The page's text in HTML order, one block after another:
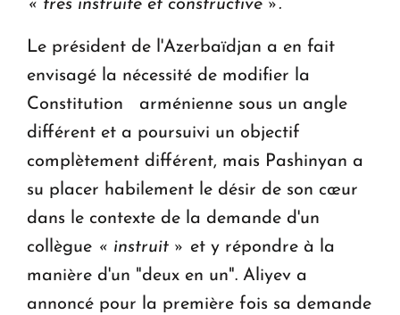
« très instruite et constructive ».
Le président de l'Azerbaïdjan a en fait
envisagé la nécessité de modifier la
Constitution arménienne sous un angle
différent et a poursuivi un objectif
complètement différent, mais Pashinyan a
su placer habilement le désir de son cœur
dans le contexte de la demande d'un
collègue « instruit » et y répondre à la
manière d'un "deux en un". Aliyev a
annoncé pour la première fois sa demande